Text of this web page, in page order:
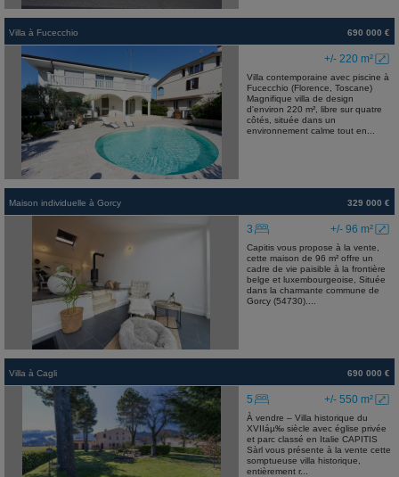
Villa à Fucecchio 690 000 €
+/- 220 m²
Villa contemporaine avec piscine à
Fucecchio (Florence, Toscane)
Magnifique villa de design
d'environ 220 m², libre sur quatre
côtés, située dans un
environnement calme tout en...
Maison individuelle à Gorcy 329 000 €
+/- 96 m²
3
Capitis vous propose à la vente,
cette maison de 96 m² offre un
cadre de vie paisible à la frontière
belge et luxembourgeoise, Située
dans la charmante commune de
Gorcy (54730)....
Villa à Cagli 690 000 €
+/- 550 m²
5
À vendre – Villa historique du
XVIIáµ‰ siècle avec église privée
et parc classé en Italie CAPITIS
Sàrl vous présente à la vente cette
somptueuse villa historique,
entièrement r...